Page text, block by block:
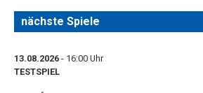
nächste Spiele
13.08.2026 - 16:00 Uhr
TESTSPIEL